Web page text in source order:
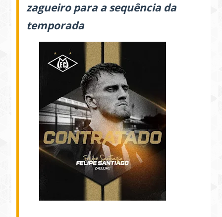
zagueiro para a sequência da
temporada